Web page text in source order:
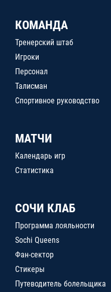
КОМАНДА
Тренерский штаб
Игроки
Персонал
Талисман
Спортивное руководство
МАТЧИ
Календарь игр
Статистика
СОЧИ КЛАБ
Программа лояльности
Sochi Queens
Фан-сектор
Стикеры
Путеводитель болельщика